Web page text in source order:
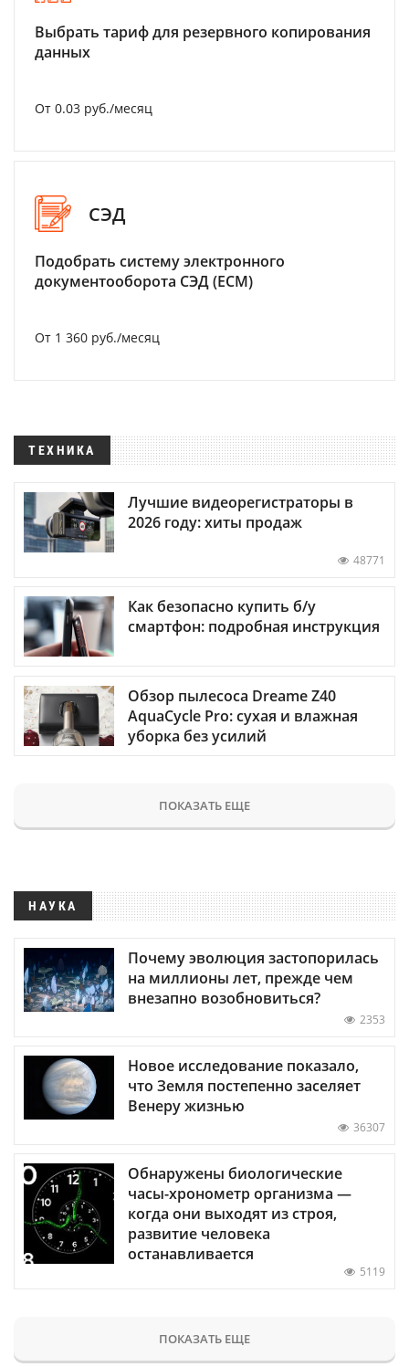
Выбрать тариф для резервного копирования
данных
От 0.03 руб./месяц
СЭД
Подобрать систему электронного
документооборота СЭД (ECM)
От 1 360 руб./месяц
ТЕХНИКА
Лучшие видеорегистраторы в
2026 году: хиты продаж
48771
Как безопасно купить б/у
смартфон: подробная инструкция
Обзор пылесоса Dreame Z40
AquaCycle Pro: сухая и влажная
уборка без усилий
ПОКАЗАТЬ ЕЩЕ
НАУКА
Почему эволюция застопорилась
на миллионы лет, прежде чем
внезапно возобновиться?
2353
Новое исследование показало,
что Земля постепенно заселяет
Венеру жизнью
36307
Обнаружены биологические
часы-хронометр организма —
когда они выходят из строя,
развитие человека
останавливается
5119
ПОКАЗАТЬ ЕЩЕ